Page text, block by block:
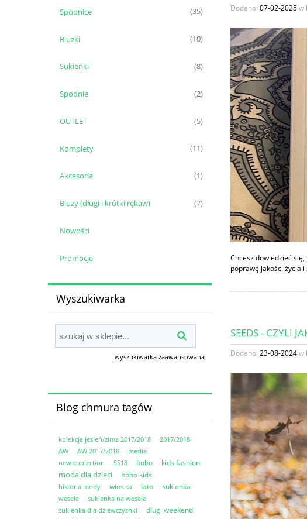
Spódnice (35)
Bluzki (10)
Sukienki (8)
Spodnie (2)
OUTLET (5)
Komplety (11)
Akcesoria (1)
Bluzy (długi i krótki rękaw) (7)
Nowości
Promocje
Wyszukiwarka
wyszukiwarka zaawansowana
Blog chmura tagów
kolekcja jesień/zima 2017/2018
2017/2018
AW
AW 2017/2018
media
new coolection
SS18 boho kids fashion
moda dla dzieci boho kids
historia mody wiosna lato sukienka
wesele
sukienka na wesele
sukienka dla dziewczyznki
dlugi weekend
Dodano: 07-02-2025w
Chcesz dowiedzieć
poprawę jakości życia
SEEDS - CZYLI
Dodano: 23-08-2024w